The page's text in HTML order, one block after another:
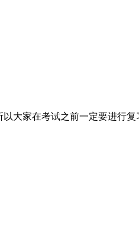
大家在考试之前一定要进行复